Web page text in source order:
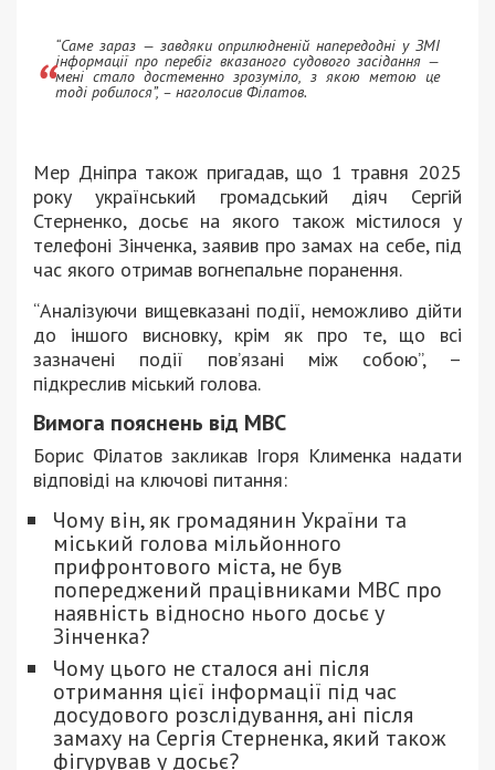
“Саме зараз — завдяки оприлюдненій напередодні у ЗМІ
інформації про перебіг вказаного судового засідання —
мені стало достеменно зрозуміло, з якою метою це
тоді робилося”, – наголосив Філатов.
Мер Дніпра також пригадав, що 1 травня 2025
року український громадський діяч Сергій
Стерненко, досьє на якого також містилося у
телефоні Зінченка, заявив про замах на себе, під
час якого отримав вогнепальне поранення.
“Аналізуючи вищевказані події, неможливо дійти
до іншого висновку, крім як про те, що всі
зазначені події повʼязані між собою”, –
підкреслив міський голова.
Вимога пояснень від МВС
Борис Філатов закликав Ігоря Клименка надати
відповіді на ключові питання:
Чому він, як громадянин України та
міський голова мільйонного
прифронтового міста, не був
попереджений працівниками МВС про
наявність відносно нього досьє у
Зінченка?
Чому цього не сталося ані після
отримання цієї інформації під час
досудового розслідування, ані після
замаху на Сергія Стерненка, який також
фігурував у досьє?